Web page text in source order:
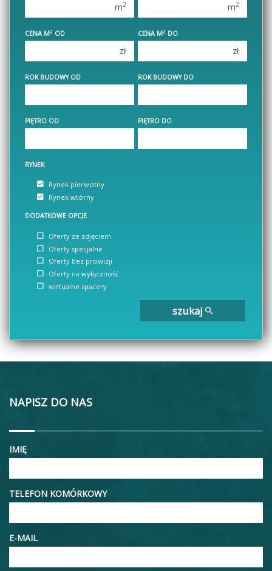
3 pokoje
4 pokoje
6 pokoi
3 pokoje
4 pokoje
6 pokoi
m2 m2
CENA M2 OD
zł
CENA M2 DO
zł
ROK BUDOWY OD ROK BUDOWY DO
PIĘTRO OD PIĘTRO DO
RYNEK
Rynek pierwotny
Rynek wtórny
DODATKOWE OPCJE
Oferty ze zdjęciem
Oferty specjalne
Oferty bez prowizji
Oferty na wyłączność
wirtualne spacery
szukaj
NAPISZ DO NAS
IMIĘ
TELEFON KOMÓRKOWY
E-MAIL